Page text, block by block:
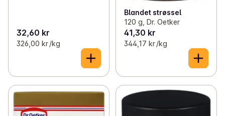
32,60 kr
326,00 kr /kg
Blandet strøssel
120 g, Dr. Oetker
41,30 kr
344,17 kr /kg